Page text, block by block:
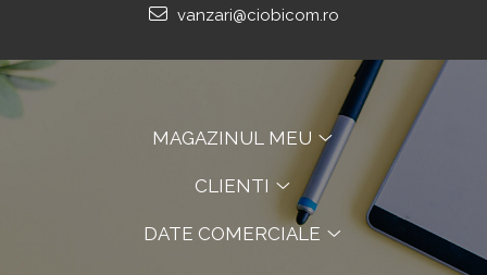
vanzari@ciobicom.ro
MAGAZINUL MEU
CLIENTI
DATE COMERCIALE